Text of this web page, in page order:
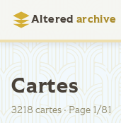
Altered archive
Cartes
3218 cartes·Page 1/81